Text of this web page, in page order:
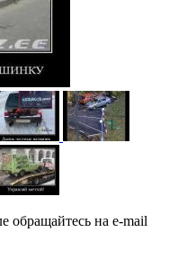
обращайтесь на e-mail